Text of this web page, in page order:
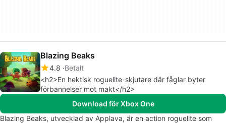
Blazing Beaks
4.8 Betalt
<h2>En hektisk roguelite-skjutare där fåglar byter
förbannelser mot makt</h2>
Download för Xbox One
Blazing Beaks, utvecklad av Applava, är en action roguelite som